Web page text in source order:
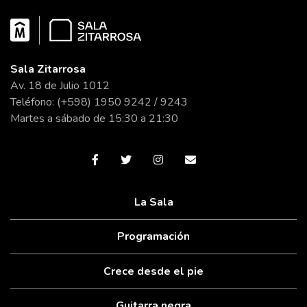
Sala Zitarrosa
Av. 18 de Julio 1012
Teléfono: (+598) 1950 9242 / 9243
Martes a sábado de 15:30 a 21:30
La Sala
Programación
Crece desde el pie